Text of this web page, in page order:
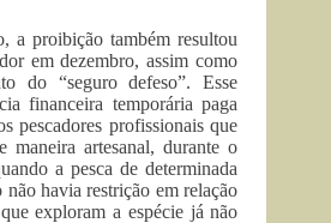
a proibição também resultou
em dezembro, assim como
do “seguro defeso”. Esse
financeira temporária paga
pescadores profissionais que
maneira artesanal, durante o
a pesca de determinada
não havia restrição em relação
exploram a espécie já não